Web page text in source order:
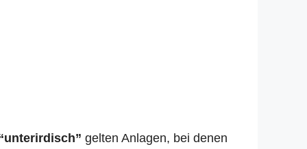
gelten Anlagen, bei denen